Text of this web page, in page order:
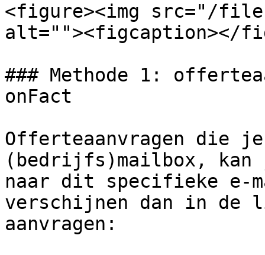
<figure><img src="/files/
alt=""><figcaption></
### Methode 1:
onFact
Offerteaanvragen die
(bedrijfs)mailbox, kan
naar dit specifieke e-
verschijnen dan in de
aanvragen: